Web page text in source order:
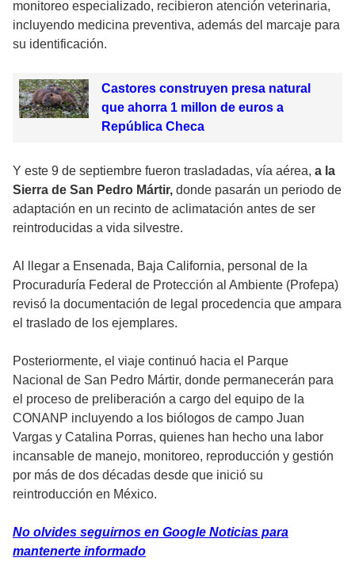
monitoreo especializado, recibieron atención veterinaria,
incluyendo medicina preventiva, además del marcaje para
su identificación.
Castores construyen presa natural
que ahorra 1 millon de euros a
República Checa
Y este 9 de septiembre fueron trasladadas, vía aérea, a la
Sierra de San Pedro Mártir, donde pasarán un periodo de
adaptación en un recinto de aclimatación antes de ser
reintroducidas a vida silvestre.
Al llegar a Ensenada, Baja California, personal de la
Procuraduría Federal de Protección al Ambiente (Profepa)
revisó la documentación de legal procedencia que ampara
el traslado de los ejemplares.
Posteriormente, el viaje continuó hacia el Parque
Nacional de San Pedro Mártir, donde permanecerán para
el proceso de preliberación a cargo del equipo de la
CONANP incluyendo a los biólogos de campo Juan
Vargas y Catalina Porras, quienes han hecho una labor
incansable de manejo, monitoreo, reproducción y gestión
por más de dos décadas desde que inició su
reintroducción en México.
No olvides seguirnos en Google Noticias para
mantenerte informado